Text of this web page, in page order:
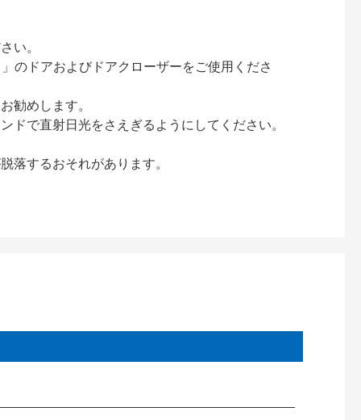
い。
のドアおよびドアクローザーをご使用くださ
勧めします。
で直射日光をさえぎるようにしてください。
するおそれがあります。